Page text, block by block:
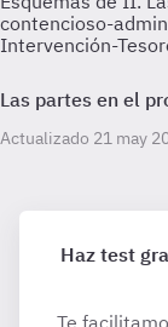
contencioso-
Intervención-
Las partes en el
Actualizado 21 may
Haz test
Te